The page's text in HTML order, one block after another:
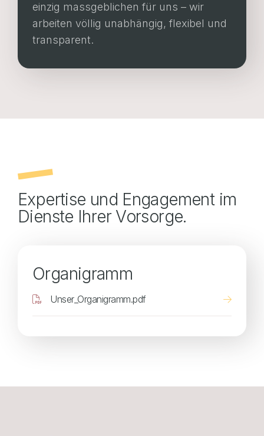
einzig massgeblichen für uns – wir
arbeiten völlig unabhängig, flexibel und
transparent.
Expertise und Engagement im
Dienste Ihrer Vorsorge.
Organigramm
Unser_Organigramm.pdf